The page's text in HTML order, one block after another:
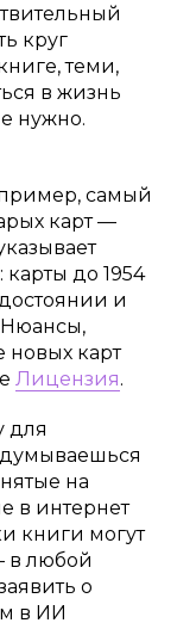
круг
теми,
в жизнь
нужно.
самый
карт —
до 1954
и
Нюансы,
новых карт
Лицензия.
для
на
в интернет
книги могут
в любой
о
в ИИ